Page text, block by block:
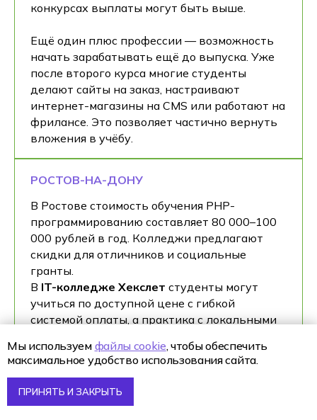
конкурсах выплаты могут быть выше.
Ещё один плюс профессии — возможность
начать зарабатывать ещё до выпуска. Уже
после второго курса многие студенты
делают сайты на заказ, настраивают
интернет-магазины на CMS или работают на
фрилансе. Это позволяет частично вернуть
вложения в учёбу.
РОСТОВ-НА-ДОНУ
В Ростове стоимость обучения PHP-
программированию составляет 80 000–100
000 рублей в год. Колледжи предлагают
скидки для отличников и социальные
гранты.
В IT-колледже Хекслет студенты могут
учиться по доступной цене с гибкой
системой оплаты, а практика с локальными
обучение.
Мы используем файлы cookie, чтобы обеспечить
максимальное удобство использования сайта.
ПРИНЯТЬ И ЗАКРЫТЬ